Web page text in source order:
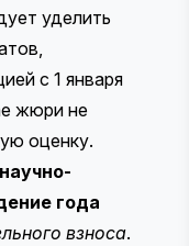
уделить
с 1 января
жюри не
оценку.
года
взноса.